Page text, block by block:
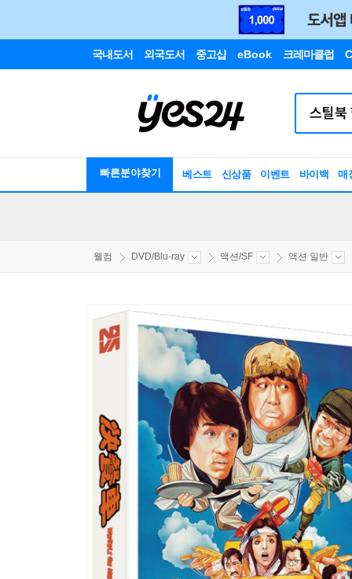
국내도서 외국도서 중고샵 eBook 크레마클럽
빠른분야찾기 베스트 신상품 이벤트 바이백 매
웰컴 DVD/Blu-ray 액션/SF 액션 일반